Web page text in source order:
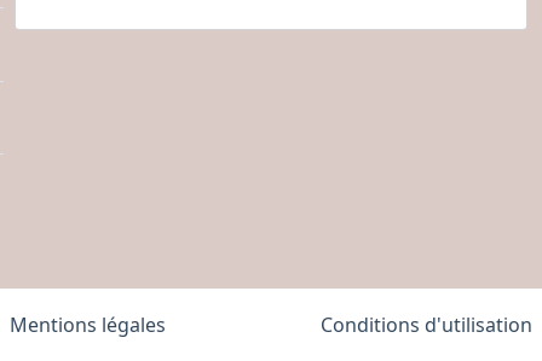
Mentions légales Conditions d'utilisation